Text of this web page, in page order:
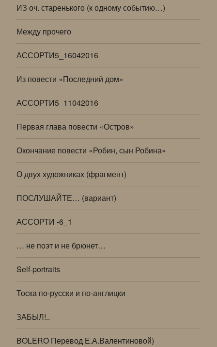
ИЗ оч. старенького (к одному событию…)
Между прочего
АССОРТИ5_16042016
Из повести «Последний дом»
АССОРТИ5_11042016
Первая глава повести «Остров»
Окончание повести «Робин, сын Робина»
О двух художниках (фрагмент)
ПОСЛУШАЙТЕ… (вариант)
АССОРТИ -6_1
… не поэт и не брюнет…
Self-portraits
Тоска по-русски и по-англицки
ЗАБЫЛ!..
BOLERO Перевод Е.А.Валентиновой)